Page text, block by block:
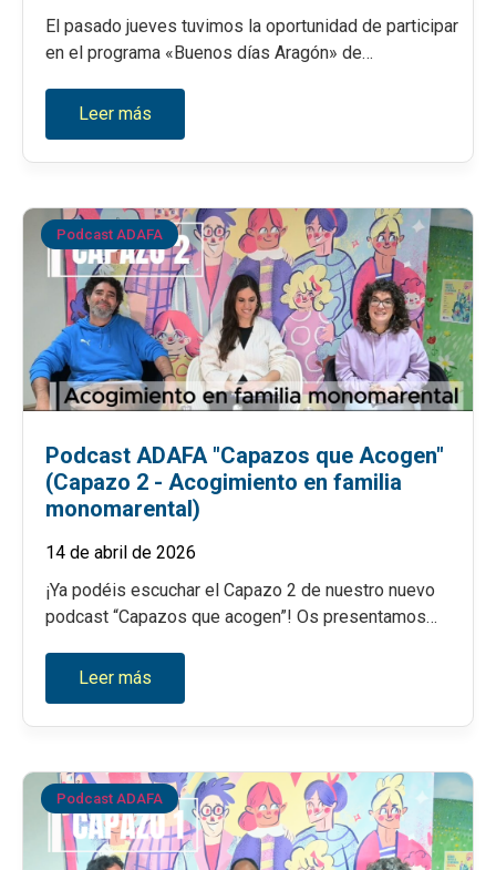
El pasado jueves tuvimos la oportunidad de participar
en el programa «Buenos días Aragón» de…
Leer más
Podcast ADAFA
Podcast ADAFA "Capazos que Acogen"
(Capazo 2 - Acogimiento en familia
monomarental)
14 de abril de 2026
¡Ya podéis escuchar el Capazo 2 de nuestro nuevo
podcast “Capazos que acogen”! Os presentamos…
Leer más
Podcast ADAFA